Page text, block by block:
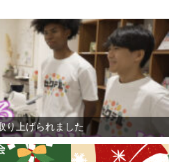
り上げられました